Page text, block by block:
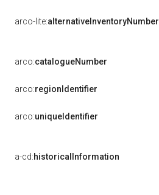
arco-lite:alternativeInventoryNumber
arco:catalogueNumber
arco:regionIdentifier
arco:uniqueIdentifier
a-cd:historicalInformation